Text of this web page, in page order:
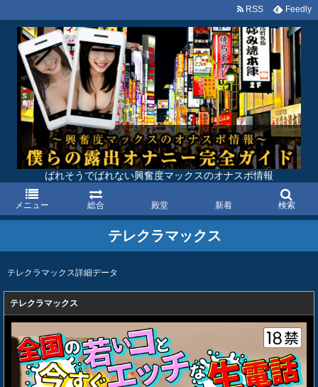
ばれそうでばれない興奮度マックスのオナスポ情報
メニュー 総合 殿堂 新着 検索
RSS Feedly
テレクラマックス
テレクラマックス詳細データ
テレクラマックス